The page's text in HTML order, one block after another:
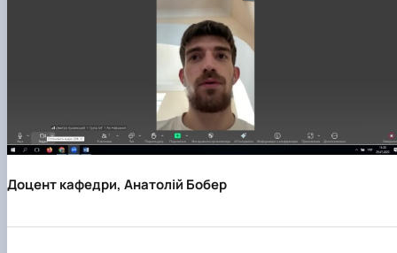
Доцент кафедри, Анатолій Бобер